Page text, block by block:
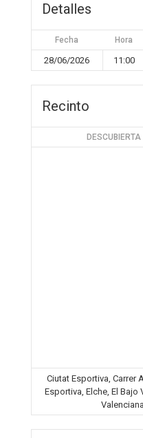
Detalles
Fecha Hora
28/06/2026 11:00
Recinto
Ciutat Esportiva, Carrer
Esportiva, Elche, El